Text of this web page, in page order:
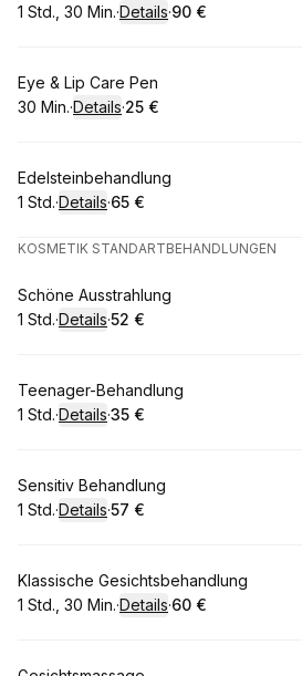
. Dauer:
1 Std., 30 Min.·Details·
.Preis
90 €
Buchen
Eye & Lip Care Pen
.Dauer:
30 Min.·Details·
.Preis
25 €
Buchen
Edelsteinbehandlung
. Dauer:
1 Std.·Details·
.Preis
65 €
KOSMETIK STANDARTBEHANDLUNGEN
Buchen
Schöne Ausstrahlung
. Dauer:
1 Std.·Details·
.Preis
52 €
Buchen
Teenager-Behandlung
. Dauer:
1 Std.·Details·
.Preis
35 €
Buchen
Sensitiv Behandlung
. Dauer:
1 Std.·Details·
.Preis
57 €
Buchen
Klassische Gesichtsbehandlung
. Dauer:
1 Std., 30 Min.·Details·
.Preis
60 €